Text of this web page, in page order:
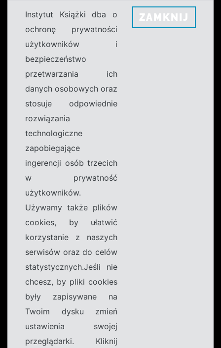
Instytut Książki dba o
ochronę prywatności
użytkowników i
bezpieczeństwo
przetwarzania ich
danych osobowych oraz
stosuje odpowiednie
rozwiązania
technologiczne
zapobiegające
ingerencji osób trzecich
w prywatność
użytkowników.
Używamy także plików
cookies, by ułatwić
korzystanie z naszych
serwisów oraz do celów
statystycznych.Jeśli nie
chcesz, by pliki cookies
były zapisywane na
Twoim dysku zmień
ustawienia swojej
przeglądarki. Kliknij
ZAMKNIJ